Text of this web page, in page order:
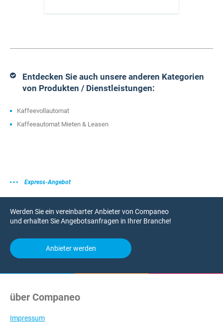
Entdecken Sie auch unsere anderen Kategorien
von Produkten / Dienstleistungen:
Kaffeevollautomat
Kaffeeautomat Mieten & Leasen
Express-Angebot
Werden Sie ein vereinbarter Anbieter von Companeo
und erhalten Sie Angebotsanfragen in Ihrer Branche!
Anbieter werden
über Companeo
Impressum